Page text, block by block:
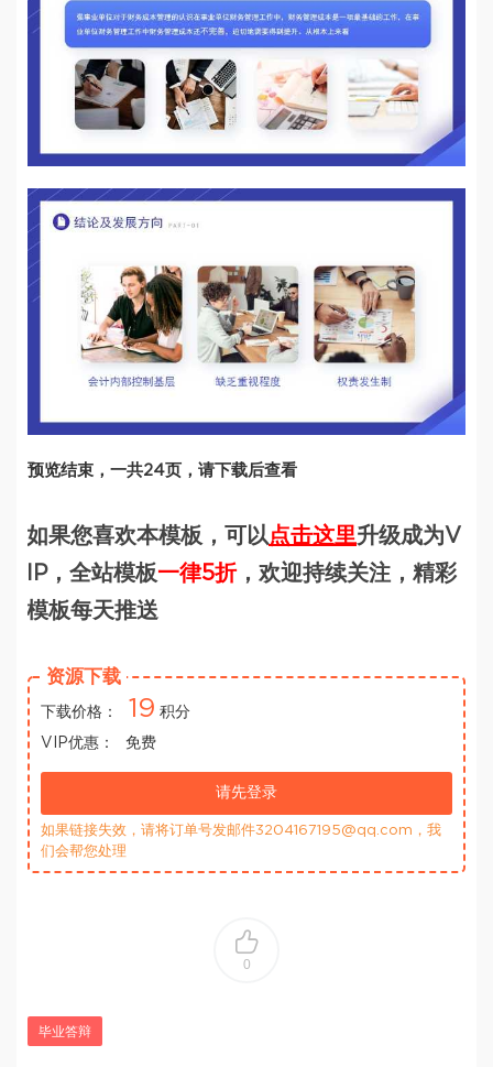
预览结束，一共24页，请下载后查看
如果您喜欢本模板，可以点击这里升级成为V
IP，全站模板一律5折，欢迎持续关注，精彩
模板每天推送
资源下载
下载价格： 19 积分
VIP优惠：
免费
请先登录
如果链接失效，请将订单号发邮件3204167195@qq.com，我
们会帮您处理
0
毕业答辩